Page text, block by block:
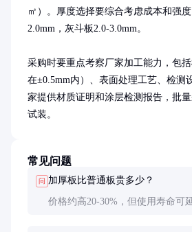
㎡）。厚度选择要综合考虑成本和强
2.0mm，灰斗板2.0-3.0mm。
采购时要重点考察厂家加工能力，包
在±0.5mm内）、表面处理工艺、检测
家提供材质证明和涂层检测报告，批
试装。
常见问题
问 加厚板比普通板贵多少？
价格约高20-30%，但使用寿命可